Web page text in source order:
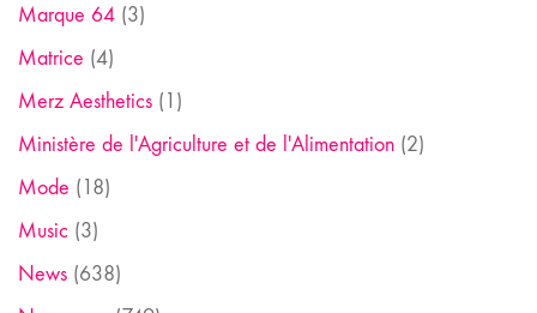
Marque 64 (3)
Matrice (4)
Merz Aesthetics (1)
Ministère de l'Agriculture et de l'Alimentation (2)
Mode (18)
Music (3)
News (638)